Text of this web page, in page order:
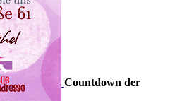
Countdown der